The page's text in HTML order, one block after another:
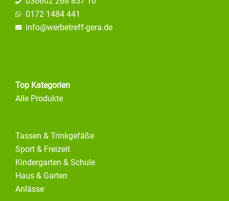
0172 1484 441
info@werbetreff-gera.de
Top Kategorien
Alle Produkte
Tassen & Trinkgefäße
Sport & Freizeit
Kindergarten & Schule
Haus & Garten
Anlässe